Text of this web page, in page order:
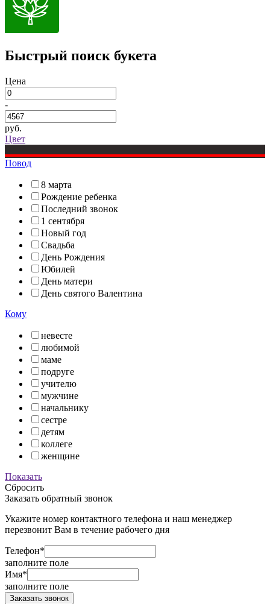
Быстрый поиск букета
Цена
-
руб.
Цвет
Повод
8 марта
Рождение ребенка
Последний звонок
1 сентября
Новый год
Свадьба
День Рождения
Юбилей
День матери
День святого Валентина
Кому
невесте
любимой
маме
подруге
учителю
мужчине
начальнику
сестре
детям
коллеге
женщине
Показать
Сбросить
Заказать обратный звонок
Укажите номер контактного телефона и наш менеджер
перезвонит Вам в течение рабочего дня
Телефон*
заполните поле
Имя*
заполните поле